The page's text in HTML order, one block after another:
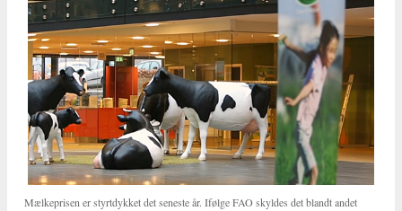
Mælkeprisen er styrtdykket det seneste år. Ifølge FAO skyldes det blandt andet